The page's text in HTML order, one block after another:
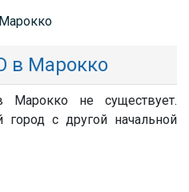
в Марокко
не существует.
город с другой начальной